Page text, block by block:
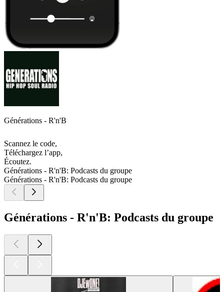
Générations - R'n'B
Scannez le code,
Téléchargez l’app,
Écoutez.
Générations - R'n'B: Podcasts du groupe
Générations - R'n'B: Podcasts du groupe
Générations - R'n'B: Podcasts du groupe